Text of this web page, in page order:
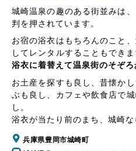
城崎温泉の趣のある街並みは
判を押されています。
お宿の浴衣はもちろんのこと
してレンタルすることもできま
浴衣に着替えて温泉街のそぞろ
お土産を探すも良し、昔懐か
ぶも良し、カフェや飲食店で
し。
浴衣が当たり前のまち、城崎な
兵庫県豊岡市城崎町